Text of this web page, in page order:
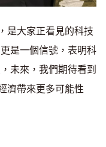
是大家正看見的科技
是一個信號，表明科
未來，我們期待看到
濟帶來更多可能性